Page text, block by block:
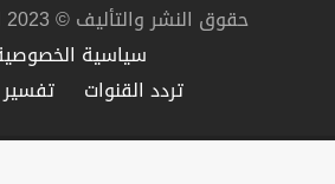
حقوق النشر والتأليف © 2023 لموقع تدوينة
سياسية
تردد القنوات
تفسير